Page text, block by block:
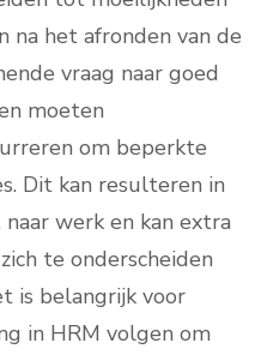
na het afronden van de
vraag naar goed
moeten
om beperkte
Dit kan resulteren in
werk en kan extra
te onderscheiden
is belangrijk voor
in HRM volgen om